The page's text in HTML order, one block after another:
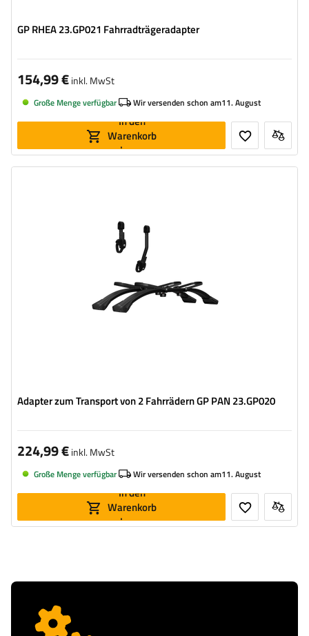
GP RHEA 23.GP021 Fahrradträgeradapter
154,99 €inkl. MwSt
Große Menge verfügbar Wir versenden schon am11. August
In den
Warenkorb
legen
Adapter zum Transport von 2 Fahrrädern GP PAN 23.GP020
224,99 €inkl. MwSt
Große Menge verfügbar Wir versenden schon am11. August
In den
Warenkorb
legen